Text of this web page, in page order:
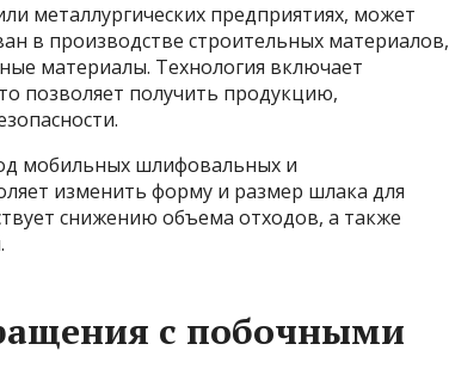
металлургических предприятиях, может
в производстве строительных материалов,
материалы. Технология включает
позволяет получить продукцию,
мобильных шлифовальных и
изменить форму и размер шлака для
снижению объема отходов, а также
с побочными